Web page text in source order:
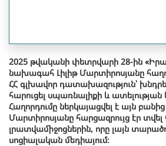
2025 թվականի փետրվարի 28-ին
նախագահ Լիլիթ Մարտիրոսյանը
ՀՀ գլխավոր դատախազություն՝
հարուցել սպառնալիքի և ատելության
Հաղորդումը ներկայացվել է այն
Մարտիրոսյանը հարցազրույց էր
լրատվամիջոցներին, որը լայն
սոցիալական մեդիայում։